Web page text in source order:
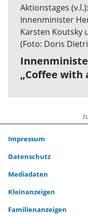
„Coffee with
Impressum
Datenschutz
Mediadaten
Kleinanzeigen
Familienanzeigen